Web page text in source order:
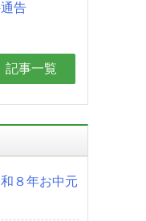
告
記事一覧
８年お中元